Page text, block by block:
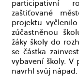
participativní
zaštiťované
projektu
zúčastněnou
žáky školy do
se částka
vybavení školy. V
navrhl svůj nápad.